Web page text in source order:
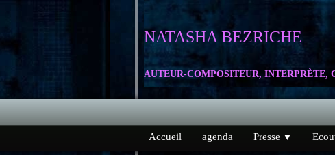
NATASHA BEZRICHE
AUTEUR-COMPOSITEUR, INTERPRÈTE,
Accueil agenda Presse ▼